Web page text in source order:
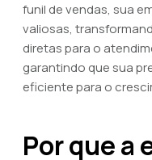
funil de vendas, sua
valiosas,
diretas para o
garantindo que sua
eficiente para o
Por que a